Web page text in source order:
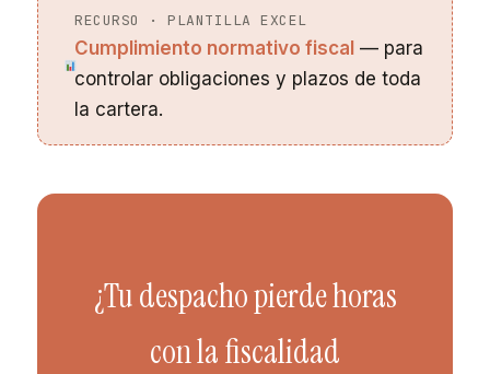
RECURSO · PLANTILLA EXCEL
Cumplimiento normativo fiscal — para
controlar obligaciones y plazos de toda
la cartera.
¿Tu despacho pierde horas
con la fiscalidad